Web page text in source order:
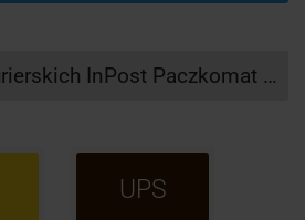
Lista punktów kurierskich InPost Paczkomat Spytkowice
UPS